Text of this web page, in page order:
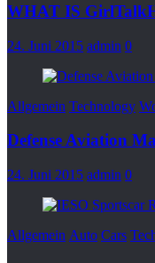
WHAT IS
24. Juni 2015 admin 0
Allgemein Technology
Defense Aviation
24. Juni 2015 admin 0
Allgemein Auto Cars